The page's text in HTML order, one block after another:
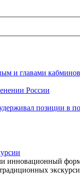
и главами
России
позиции в
инновационный